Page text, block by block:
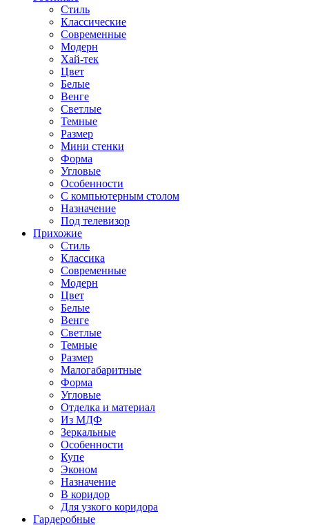
Стиль
Классические
Современные
Модерн
Хай-тек
Цвет
Белые
Венге
Светлые
Темные
Размер
Мини стенки
Форма
Угловые
Особенности
С компьютерным столом
Назначение
Под телевизор
Прихожие
Стиль
Классика
Современные
Модерн
Цвет
Белые
Венге
Светлые
Темные
Размер
Малогабаритные
Форма
Угловые
Отделка и материал
Из МДФ
Зеркальные
Особенности
Купе
Эконом
Назначение
В коридор
Для узкого коридора
Гардеробные